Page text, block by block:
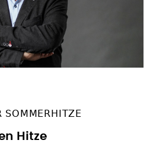
SOMMERHITZE
Hitze